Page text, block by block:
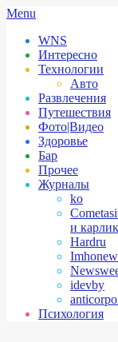
Skip
content
Secondary
Menu
Menu
WNS
Интересно
Технологии
Авто
Развлечения
Путешествия
Фото|Видео
Здоровье
Бар
Прочее
Журналы
ko
и
Hardru
idevby
Психология